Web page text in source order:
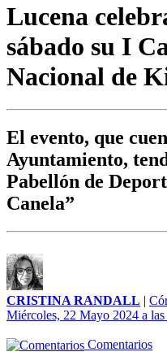
Lucena
sábado su I
Nacional de
El evento, que
Ayuntamiento,
Pabellón de
Canela”
CRISTINA RANDALL |
Miércoles, 22 Mayo 2024 a
Comentarios